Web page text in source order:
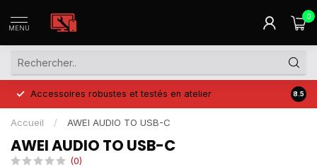
MENU
0
Accessoires robustes et testés en atelier Prix
8.5
Accueil / AWEI AUDIO TO USB-C
AWEI AUDIO TO USB-C
(0)